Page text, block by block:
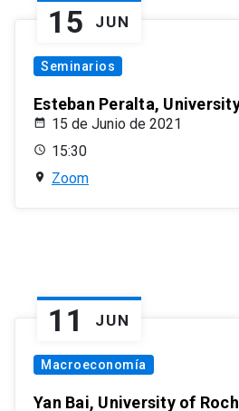
15 JUN
Seminarios
Esteban Peralta,
15 de Junio de 2021
15:30
Zoom
11 JUN
Macroeconomía
Yan Bai, University of